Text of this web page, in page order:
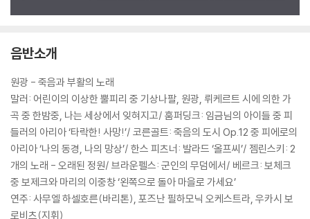
음반소개
원광 - 죽음과 부활의 노래
말러: 어린이의 이상한 뿔피리 중 기상나팔, 원광, 뤼케르트 시에 의한 가
곡 중 한밤중, 나는 세상에서 잊혀지고/ 훔퍼딩크: 임금님의 아이들 중 피
들러의 아리아 ‘타락한! 사망!’/ 코른골트: 죽음의 도시 Op.12 중 피에로의
아리아 ‘나의 동경, 나의 망상’/ 한스 피츠너: 발라드 ‘올프씨’/ 젬린스키: 2
개의 노래 - 오래된 정원/ 브라운펠스: 군인의 무덤에서/ 베르크: 보체크
중 보제크와 마리의 이중창 ‘왼쪽으로 돌아 마을로 가세요’
연주: 사무엘 하셀호른(바리톤), 포즈난 필하모닉 오케스트라, 우카시 보
로비츠(지휘)